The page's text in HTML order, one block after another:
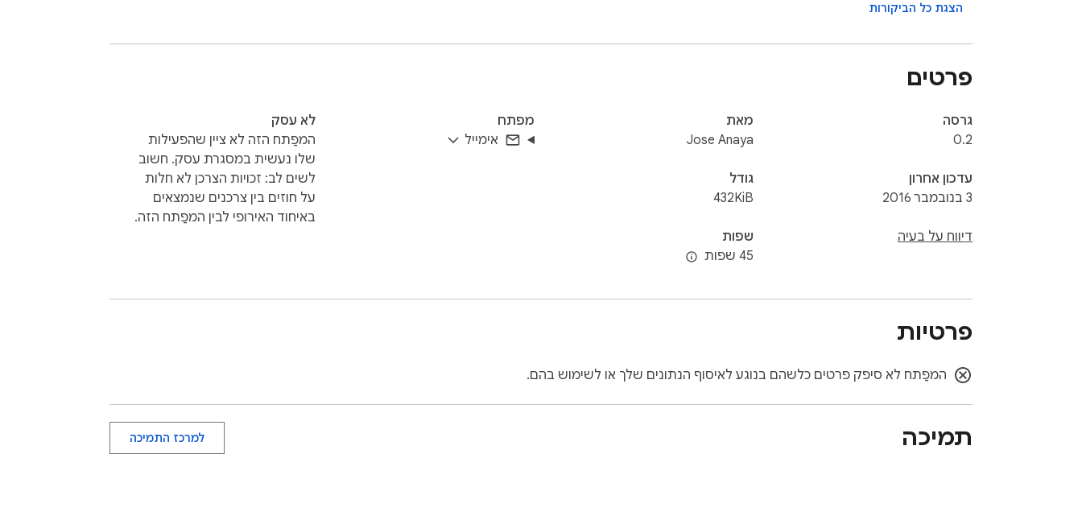
הצגת כל הביקורות
פרטים
גרסה
0.2
עדכון אחרון
3 בנובמבר 2016
דיווח על בעיה
מאת
Jose Anaya
גודל
432KiB
שפות
45 שפות
מפתח
אימייל
לא עסק
המפַתח הזה לא ציין שהפעילות
שלו נעשית במסגרת עסק. חשוב
לשים לב: זכויות הצרכן לא חלות
על חוזים בין צרכנים שנמצאים
באיחוד האירופי לבין המפַתח הזה.
פרטיות
המפַתח לא סיפק פרטים כלשהם בנוגע לאיסוף הנתונים שלך או לשימוש בהם.
תמיכה למרכז התמיכה